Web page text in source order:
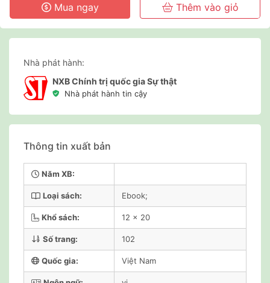
Mua ngay Thêm vào giỏ
Nhà phát hành:
NXB Chính trị quốc gia Sự thật
Nhà phát hành tin cậy
Thông tin xuất bản
Năm XB:
Loại sách: Ebook;
Khổ sách: 12 x 20
Số trang: 102
Quốc gia: Việt Nam